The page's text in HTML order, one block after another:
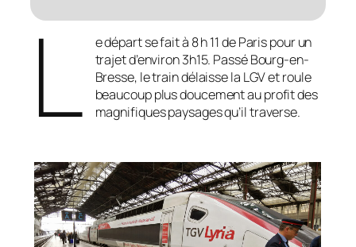
L
e départ se fait à 8 h 11 de Paris pour un
trajet d’environ 3h15. Passé Bourg-en-
Bresse, le train délaisse la LGV et roule
beaucoup plus doucement au profit des
magnifiques paysages qu’il traverse.